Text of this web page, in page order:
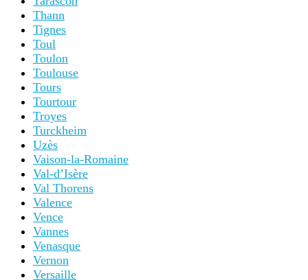
Thann
Tignes
Toul
Toulon
Toulouse
Tours
Tourtour
Troyes
Turckheim
Uzès
Vaison-la-Romaine
Val-d’Isère
Val Thorens
Valence
Vence
Vannes
Venasque
Vernon
Versaille